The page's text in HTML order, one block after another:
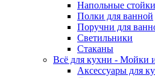
Напольные
Полки для ванной
Поручни для
Светильники
Стаканы
Всё для кухни - Мойки
Аксессуары для